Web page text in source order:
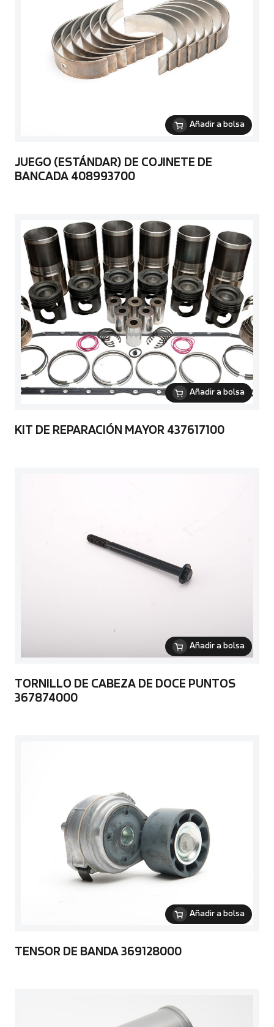
Añadir a bolsa
JUEGO (ESTÁNDAR) DE COJINETE DE
BANCADA 408993700
Añadir a bolsa
KIT DE REPARACIÓN MAYOR 437617100
Añadir a bolsa
TORNILLO DE CABEZA DE DOCE PUNTOS
367874000
Añadir a bolsa
TENSOR DE BANDA 369128000